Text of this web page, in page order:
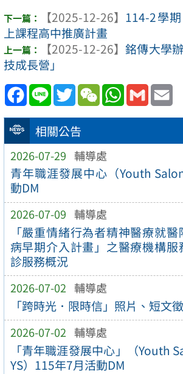
相關公告
2026-07-29 輔導處
青年職涯發展中心（Youth
動DM
2026-07-09 輔導處
「嚴重情緒行為者精神醫療就
病早期介入計畫」之醫療機構服
診服務概況
2026-07-02 輔導處
「跨時光．限時信」照片、短文
2026-07-02 輔導處
「青年職涯發展中心」（Youth
YS）115年7月活動DM
【2025-12-26】 114-2學
上課程高中推廣計畫
【2025-12-26】 銘傳大學
技成長營」
Facebook
Line TwitterWeChatWhatsApp
Gmail